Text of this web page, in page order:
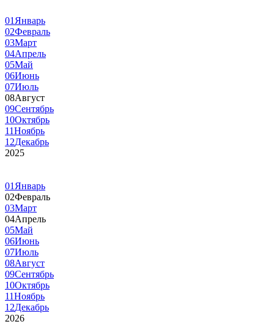
01 Январь
02Февраль
03Март
04Апрель
05Май
06Июнь
07Июль
08Август
09Сентябрь
10Октябрь
11Ноябрь
12Декабрь
2025
01 Январь
02Февраль
03Март
04Апрель
05Май
06Июнь
07Июль
08Август
09Сентябрь
10Октябрь
11Ноябрь
12Декабрь
2026